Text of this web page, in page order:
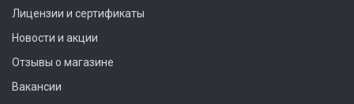
Лицензии и сертификаты
Новости и акции
Отзывы о магазине
Вакансии